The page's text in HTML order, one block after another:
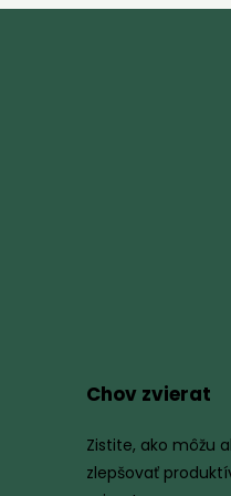
Chov zvierat
Zistite, ako môžu
zlepšovať